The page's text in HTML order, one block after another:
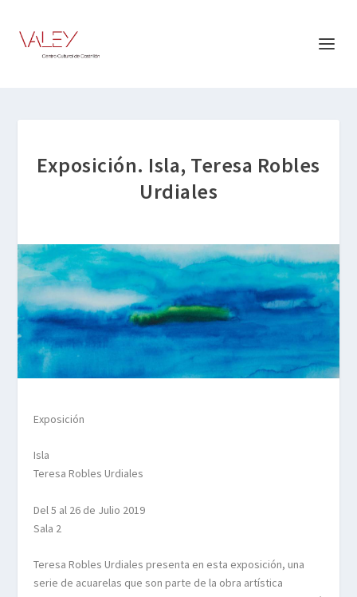
Exposición. Isla, Teresa Robles
Urdiales
Exposición
Isla
Teresa Robles Urdiales
Del 5 al 26 de Julio 2019
Sala 2
Teresa Robles Urdiales presenta en esta exposición, una
serie de acuarelas que son parte de la obra artística